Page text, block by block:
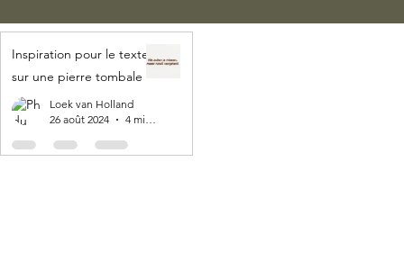
Inspiration pour le texte
sur une pierre tombale
Loek van Holland
26 août 2024
4 min de lecture